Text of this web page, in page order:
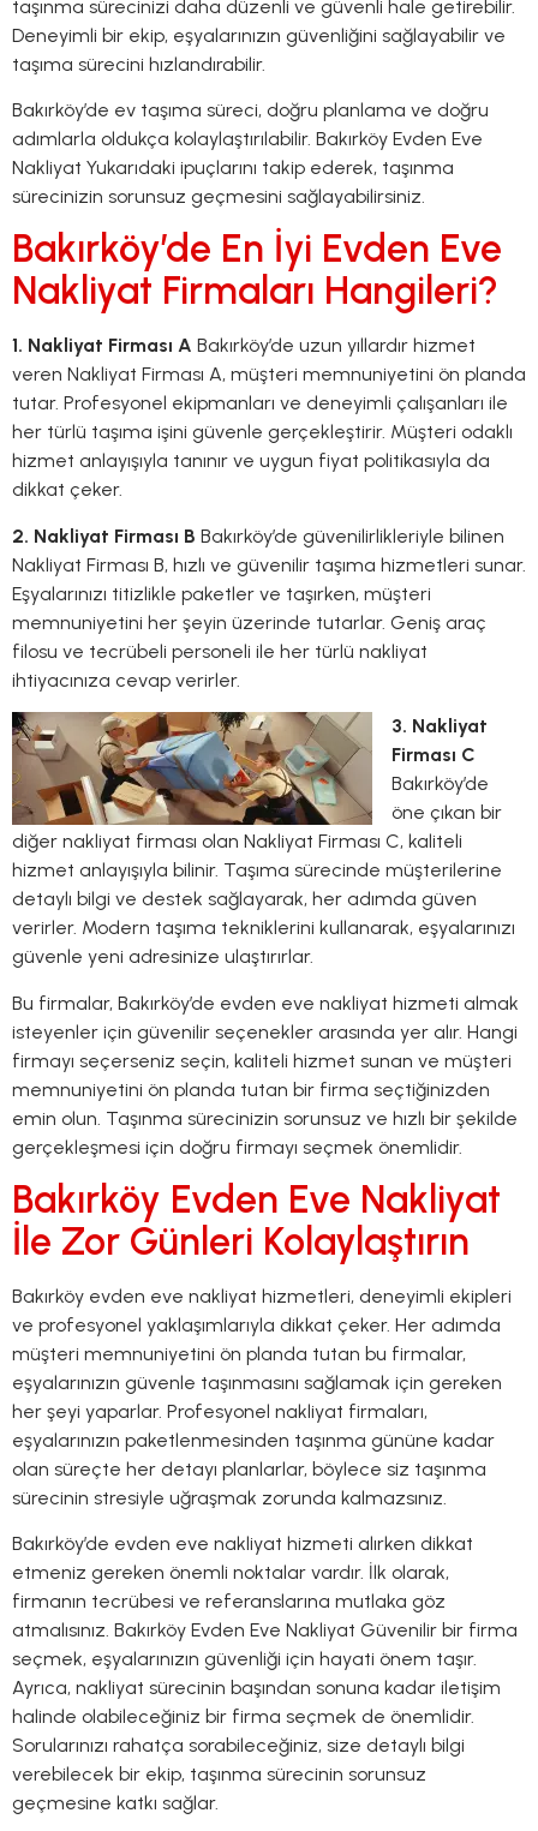
taşınma sürecinizi daha düzenli ve güvenli hale getirebilir.
Deneyimli bir ekip, eşyalarınızın güvenliğini sağlayabilir ve
taşıma sürecini hızlandırabilir.
Bakırköy’de ev taşıma süreci, doğru planlama ve doğru
adımlarla oldukça kolaylaştırılabilir. Bakırköy Evden Eve
Nakliyat Yukarıdaki ipuçlarını takip ederek, taşınma
sürecinizin sorunsuz geçmesini sağlayabilirsiniz.
Bakırköy’de En İyi Evden Eve
Nakliyat Firmaları Hangileri?
1. Nakliyat Firması A Bakırköy’de uzun yıllardır hizmet
veren Nakliyat Firması A, müşteri memnuniyetini ön planda
tutar. Profesyonel ekipmanları ve deneyimli çalışanları ile
her türlü taşıma işini güvenle gerçekleştirir. Müşteri odaklı
hizmet anlayışıyla tanınır ve uygun fiyat politikasıyla da
dikkat çeker.
2. Nakliyat Firması B Bakırköy’de güvenilirlikleriyle bilinen
Nakliyat Firması B, hızlı ve güvenilir taşıma hizmetleri sunar.
Eşyalarınızı titizlikle paketler ve taşırken, müşteri
memnuniyetini her şeyin üzerinde tutarlar. Geniş araç
filosu ve tecrübeli personeli ile her türlü nakliyat
ihtiyacınıza cevap verirler.
3. Nakliyat
Firması C
Bakırköy’de
öne çıkan bir
diğer nakliyat firması olan Nakliyat Firması C, kaliteli
hizmet anlayışıyla bilinir. Taşıma sürecinde müşterilerine
detaylı bilgi ve destek sağlayarak, her adımda güven
verirler. Modern taşıma tekniklerini kullanarak, eşyalarınızı
güvenle yeni adresinize ulaştırırlar.
Bu firmalar, Bakırköy’de evden eve nakliyat hizmeti almak
isteyenler için güvenilir seçenekler arasında yer alır. Hangi
firmayı seçerseniz seçin, kaliteli hizmet sunan ve müşteri
memnuniyetini ön planda tutan bir firma seçtiğinizden
emin olun. Taşınma sürecinizin sorunsuz ve hızlı bir şekilde
gerçekleşmesi için doğru firmayı seçmek önemlidir.
Bakırköy Evden Eve Nakliyat
İle Zor Günleri Kolaylaştırın
Bakırköy evden eve nakliyat hizmetleri, deneyimli ekipleri
ve profesyonel yaklaşımlarıyla dikkat çeker. Her adımda
müşteri memnuniyetini ön planda tutan bu firmalar,
eşyalarınızın güvenle taşınmasını sağlamak için gereken
her şeyi yaparlar. Profesyonel nakliyat firmaları,
eşyalarınızın paketlenmesinden taşınma gününe kadar
olan süreçte her detayı planlarlar, böylece siz taşınma
sürecinin stresiyle uğraşmak zorunda kalmazsınız.
Bakırköy’de evden eve nakliyat hizmeti alırken dikkat
etmeniz gereken önemli noktalar vardır. İlk olarak,
firmanın tecrübesi ve referanslarına mutlaka göz
atmalısınız. Bakırköy Evden Eve Nakliyat Güvenilir bir firma
seçmek, eşyalarınızın güvenliği için hayati önem taşır.
Ayrıca, nakliyat sürecinin başından sonuna kadar iletişim
halinde olabileceğiniz bir firma seçmek de önemlidir.
Sorularınızı rahatça sorabileceğiniz, size detaylı bilgi
verebilecek bir ekip, taşınma sürecinin sorunsuz
geçmesine katkı sağlar.